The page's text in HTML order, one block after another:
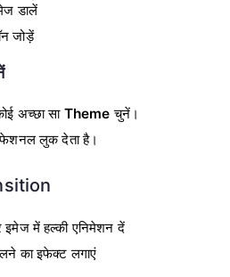
डालें
जोड़ें
अच्छा सा Theme चुनें।
लुक देता है।
में हल्की एनिमेशन दें
का इफेक्ट लगाएं